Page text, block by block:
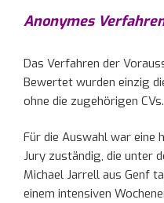
Anonymes
Das Verfahren der
Bewertet wurden einzig
ohne die zugehörigen CVs.
Für die Auswahl war eine
Jury zuständig, die unter
Michael Jarrell aus Genf
einem intensiven